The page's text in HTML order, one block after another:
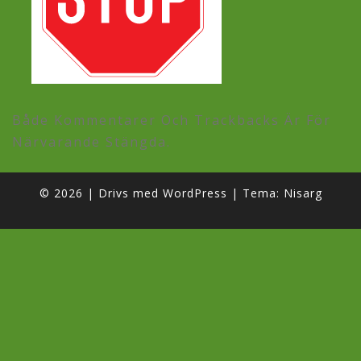
Både Kommentarer Och Trackbacks Är För
Närvarande Stängda.
© 2026 | Drivs med WordPress | Tema: Nisarg